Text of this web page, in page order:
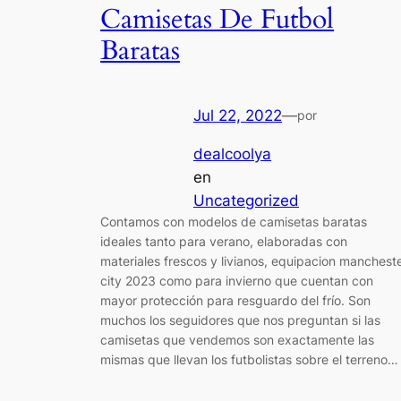
Camisetas De Futbol
Baratas
Jul 22, 2022—por
dealcoolya
en
Uncategorized
Contamos con modelos de camisetas baratas
ideales tanto para verano, elaboradas con
materiales frescos y livianos, equipacion
city 2023 como para invierno que cuentan con
mayor protección para resguardo del frío. Son
muchos los seguidores que nos preguntan si las
camisetas que vendemos son exactamente las
mismas que llevan los futbolistas sobre el terreno…